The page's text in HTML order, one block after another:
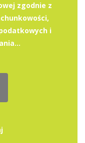
zgodnie z
i